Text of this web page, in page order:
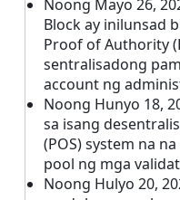
Noong Mayo 26,
Block ay inilunsad
Proof of Authority
sentralisadong
account ng
Noong Hunyo 18,
sa isang
(POS) system na
pool ng mga
Noong Hulyo 20,